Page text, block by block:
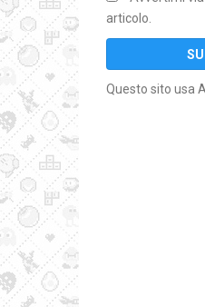
articolo.
Questo sito usa